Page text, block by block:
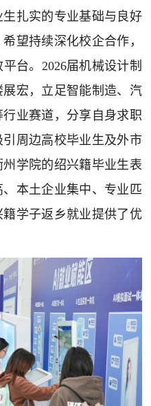
扎实的专业基础与良好
望持续深化校企合作，
台。2026届机械设计制
宏，立足智能制造、汽
业赛道，分享自身求职
周边高校毕业生及外市
学院的绍兴籍毕业生表
本土企业集中、专业匹
学子返乡就业提供了优